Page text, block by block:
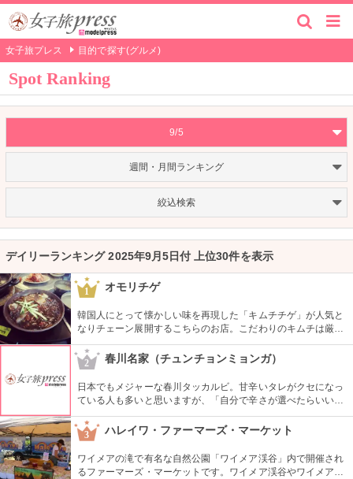
女子旅プレス 目的で探す(グルメ)
Spot Ranking
9/5
週間・月間ランキング
絞込検索
デイリーランキング 2025年9月5日付 上位30件を表示
1 オモリチゲ
韓国人にとって懐かしい味を再現した「キムチチゲ」が人気と
なりチェーン展開するこちらのお店。こだわりのキムチは厳選
素材だけを使用し熟成させており、独特の酸味が特徴。即席キ
ムチ「ゴッチョリ」や、おこげを煮込んだ「ヌルンジ」、もち
ろん熟成キムチもセルフサービス食べ放題。
2 春川名家（チュンチョンミョンガ）
日本でもメジャーな春川タッカルビ。甘辛いタレがクセになっ
ている人も多いと思いますが、「自分で辛さが選べたらいいな
あ」と思うことがありませんか？こちらのお店は、好みの辛さ
を自分で調整することができます。そういったところも常連客
から愛されているのですね。
3 ハレイワ・ファーマーズ・マーケット
ワイメアの滝で有名な自然公園「ワイメア渓谷」内で開催され
るファーマーズ・マーケットです。ワイメア渓谷やワイメアの